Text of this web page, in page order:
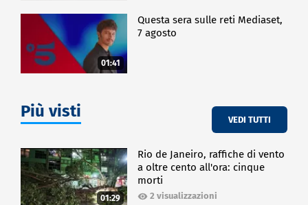
01:41
Questa sera sulle reti Mediaset,
7 agosto
Più visti VEDI TUTTI
01:29
Rio de Janeiro, raffiche di vento
a oltre cento all'ora: cinque
morti
2 visualizzazioni